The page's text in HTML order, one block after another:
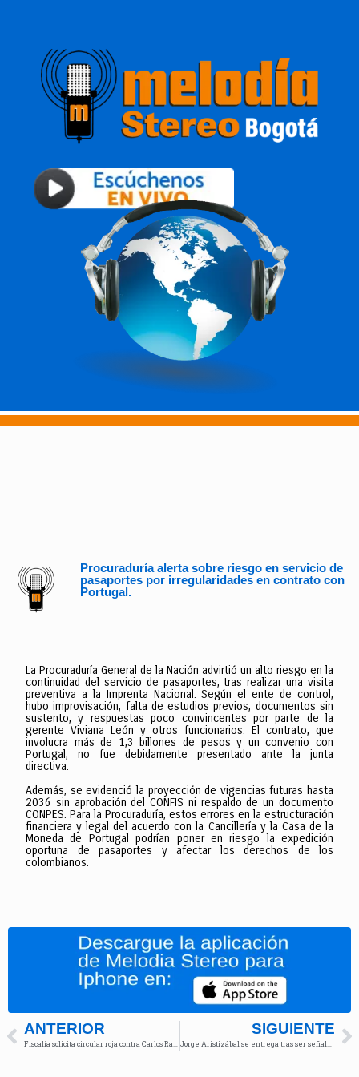
Procuraduría alerta sobre riesgo en servicio de
pasaportes por irregularidades en contrato con
Portugal.
La Procuraduría General de la Nación advirtió un alto riesgo en la
continuidad del servicio de pasaportes, tras realizar una visita
preventiva a la Imprenta Nacional. Según el ente de control,
hubo improvisación, falta de estudios previos, documentos sin
sustento, y respuestas poco convincentes por parte de la
gerente Viviana León y otros funcionarios. El contrato, que
involucra más de 1,3 billones de pesos y un convenio con
Portugal, no fue debidamente presentado ante la junta
directiva.
Además, se evidenció la proyección de vigencias futuras hasta
2036 sin aprobación del CONFIS ni respaldo de un documento
CONPES. Para la Procuraduría, estos errores en la estructuración
financiera y legal del acuerdo con la Cancillería y la Casa de la
Moneda de Portugal podrían poner en riesgo la expedición
oportuna de pasaportes y afectar los derechos de los
colombianos.
ANTERIOR SIGUIENTE